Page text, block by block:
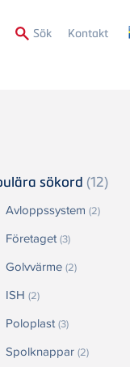
Sök Kontakt
sökord (12)
Avloppssystem (2)
Företaget(3)
Golvvärme (2)
ISH (2)
Poloplast(3)
Spolknappar (2)